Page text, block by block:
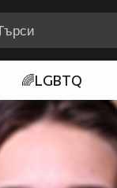
🌈LGBTQ